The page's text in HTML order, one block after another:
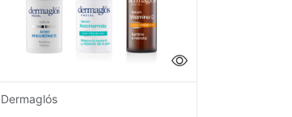
Dermaglós